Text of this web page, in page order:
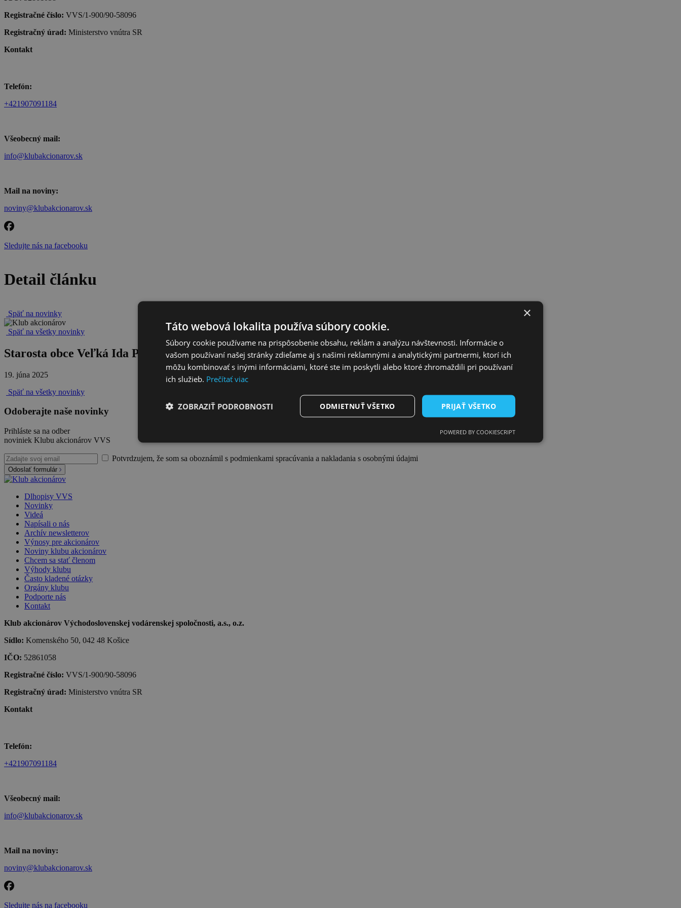
Registračné číslo: VVS/1-900/90-58096
Registračný úrad: Ministerstvo vnútra SR
Kontakt
Telefón:
+421907091184
Všeobecný mail:
info@klubakcionarov.sk
Mail na noviny:
noviny@klubakcionarov.sk
Sledujte nás na facebooku
Detail článku
Späť na novinky
Späť na všetky novinky
Starosta obce Veľká Ida Peter Nagy
19. júna 2025
Späť na všetky novinky
Odoberajte naše novinky
Prihláste sa na odber
noviniek Klubu akcionárov VVS
Potvrdzujem, že som sa oboznámil s podmienkami spracúvania a nakladania s osobnými údajmi
Odoslať formulár
Dlhopisy VVS
Novinky
Videá
Napísali o nás
Archív newsletterov
Výnosy pre akcionárov
Noviny klubu akcionárov
Chcem sa stať členom
Výhody klubu
Často kladené otázky
Orgány klubu
Podporte nás
Kontakt
Klub akcionárov Východoslovenskej vodárenskej spoločnosti, a.s., o.z.
Sídlo: Komenského 50, 042 48 Košice
IČO: 52861058
Registračné číslo: VVS/1-900/90-58096
Registračný úrad: Ministerstvo vnútra SR
Kontakt
Telefón:
+421907091184
Všeobecný mail:
info@klubakcionarov.sk
Mail na noviny:
noviny@klubakcionarov.sk
Sledujte nás na facebooku
×
Táto webová lokalita používa súbory cookie.
Súbory cookie používame na prispôsobenie obsahu, reklám a analýzu návštevnosti. Informácie o
vašom používaní našej stránky zdieľame aj s našimi reklamnými a analytickými partnermi, ktorí ich
môžu kombinovať s inými informáciami, ktoré ste im poskytli alebo ktoré zhromaždili pri používaní
ich služieb. Prečítať viac
PRIJAŤ VŠETKO
ODMIETNUŤ VŠETKO
ZOBRAZIŤ PODROBNOSTI
POWERED BY COOKIESCRIPT